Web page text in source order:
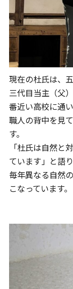
現在の杜氏は、
三代目当主（父
番近い高校に通
職人の背中を見
す。
「杜氏は自然と
ています」と語り
毎年異なる自然
こなっています。